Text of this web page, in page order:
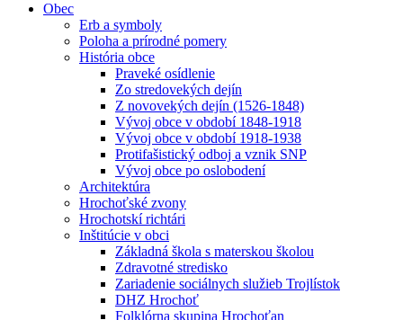
Obec
Erb a symboly
Poloha a prírodné pomery
História obce
Praveké osídlenie
Zo stredovekých dejín
Z novovekých dejín (1526-1848)
Vývoj obce v období 1848-1918
Vývoj obce v období 1918-1938
Protifašistický odboj a vznik SNP
Vývoj obce po oslobodení
Architektúra
Hrochoťské zvony
Hrochotskí richtári
Inštitúcie v obci
Základná škola s materskou školou
Zdravotné stredisko
Zariadenie sociálnych služieb Trojlístok
DHZ Hrochoť
Folklórna skupina Hrochoťan